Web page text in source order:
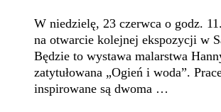
W niedzielę, 23 czerwca o godz.
na otwarcie kolejnej ekspozycji w
Będzie to wystawa malarstwa
zatytułowana „Ogień i woda”.
inspirowane są dwoma …